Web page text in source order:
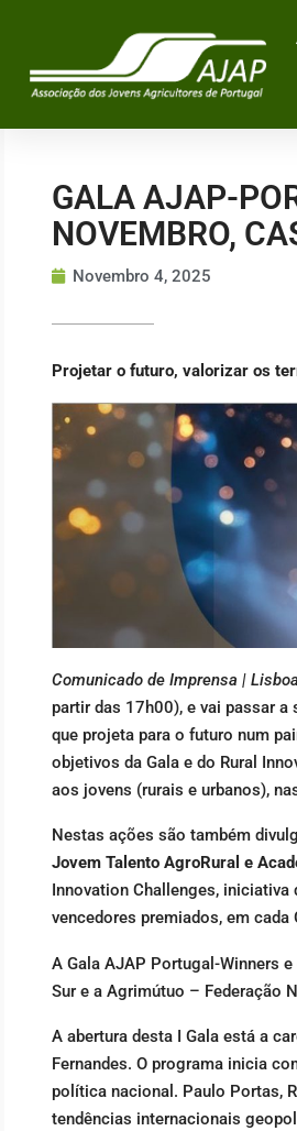
content
GALA AJAP-
NOVEMBRO,
Novembro 4, 2025
Projetar o futuro, valorizar os
Comunicado de Imprensa |
partir das 17h00), e vai passar a
que projeta para o futuro num
objetivos da Gala e do Rural
aos jovens (rurais e urbanos),
Nestas ações são também
Jovem Talento AgroRural e
Innovation Challenges, iniciativa
vencedores premiados, em
A Gala AJAP Portugal-Winners
Sur e a Agrimútuo – Federação
A abertura desta I Gala está a
Fernandes. O programa inicia
política nacional. Paulo Portas,
tendências internacionais